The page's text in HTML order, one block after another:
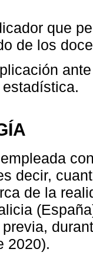
que
de los
decir,
de la
2020).